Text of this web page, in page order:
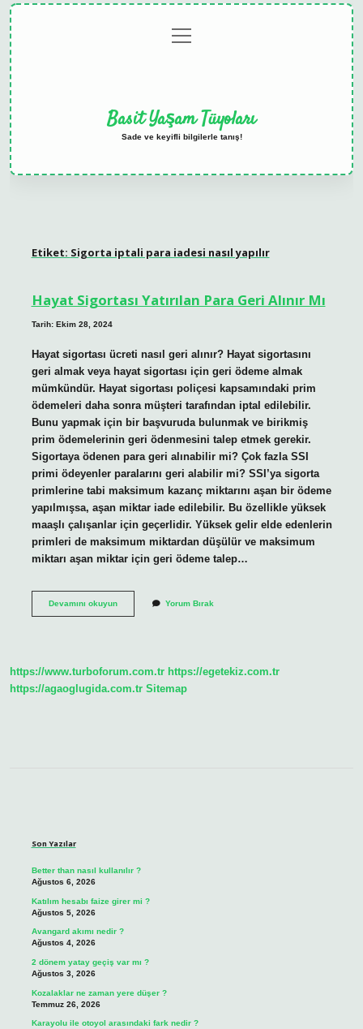
menüyü
aç
Basit Yaşam Tüyoları
Sade ve keyifli bilgilerle tanış!
Etiket: Sigorta iptali para iadesi nasıl yapılır
Hayat Sigortası Yatırılan Para Geri Alınır Mı
Tarih: Ekim 28, 2024
Hayat sigortası ücreti nasıl geri alınır? Hayat sigortasını
geri almak veya hayat sigortası için geri ödeme almak
mümkündür. Hayat sigortası poliçesi kapsamındaki prim
ödemeleri daha sonra müşteri tarafından iptal edilebilir.
Bunu yapmak için bir başvuruda bulunmak ve birikmiş
prim ödemelerinin geri ödenmesini talep etmek gerekir.
Sigortaya ödenen para geri alınabilir mi? Çok fazla SSI
primi ödeyenler paralarını geri alabilir mi? SSI’ya sigorta
primlerine tabi maksimum kazanç miktarını aşan bir ödeme
yapılmışsa, aşan miktar iade edilebilir. Bu özellikle yüksek
maaşlı çalışanlar için geçerlidir. Yüksek gelir elde edenlerin
primleri de maksimum miktardan düşülür ve maksimum
miktarı aşan miktar için geri ödeme talep…
Devamını okuyunHayat
Mı
Yorum Bırak
https://www.turboforum.com.tr https://egetekiz.com.tr
https://agaoglugida.com.tr Sitemap
Son Yazılar
Better than nasıl kullanılır ?
Ağustos 6, 2026
Katılım hesabı faize girer mi ?
Ağustos 5, 2026
Avangard akımı nedir ?
Ağustos 4, 2026
2 dönem yatay geçiş var mı ?
Ağustos 3, 2026
Kozalaklar ne zaman yere düşer ?
Temmuz 26, 2026
Karayolu ile otoyol arasındaki fark nedir ?